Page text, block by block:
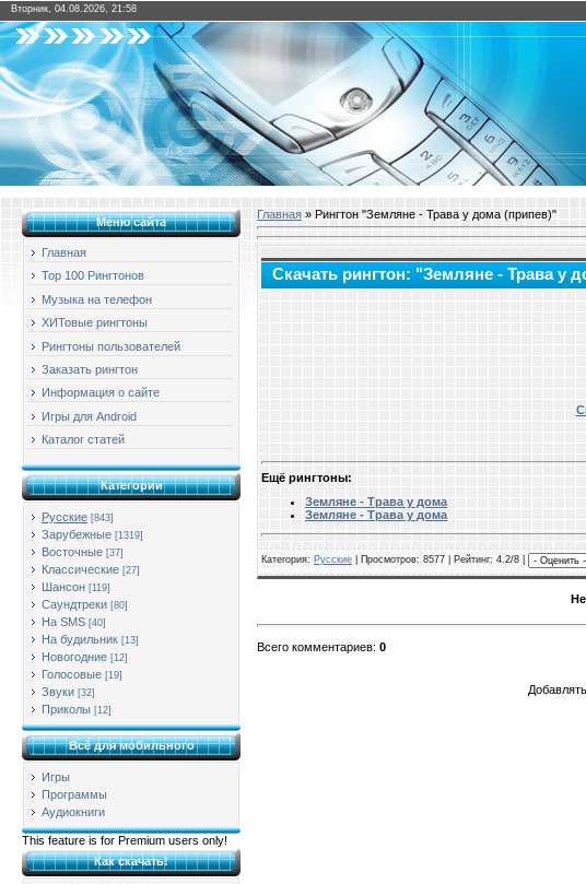
Вторник, 04.08.2026, 21:58
Меню сайта
Главная
Top 100 Рингтонов
Музыка на телефон
ХИТовые рингтоны
Рингтоны пользователей
Заказать рингтон
Информация о сайте
Игры для Android
Каталог статей
Категории
Русские [843]
Зарубежные [1319]
Восточные [37]
Классические [27]
Шансон [119]
Саундтреки [80]
На SMS [40]
На будильник [13]
Новогодние [12]
Голосовые [19]
Звуки [32]
Приколы [12]
Всё для мобильного
Игры
Программы
Аудиокниги
This feature is for Premium users only!
Как скачать!
Главная » Рингтон "Земляне - Трава у дома (припев)"
Скачать рингтон: "Земляне - Трава у
Ещё рингтоны:
Земляне - Трава у дома
Земляне - Трава у дома
Категория: Русские Просмотров: 8577 | Рейтинг: 4.2/8 |
Всего комментариев: 0